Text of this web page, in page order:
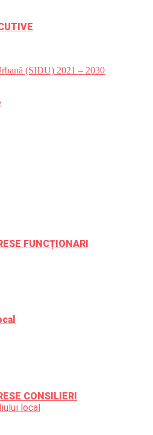
(SIDU) 2021 – 2030
FUNCȚIONARI
CONSILIERI
local